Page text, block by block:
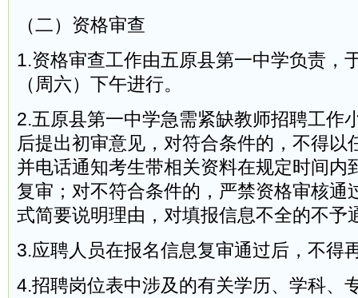
（二）资格审查
1.资格审查工作由五原县第一中学负责，
（周六）下午进行。
2.五原县第一中学急需紧缺教师招聘工作
后提出初审意见，对符合条件的，不得以
并电话通知考生带相关资料在规定时间内
复审；对不符合条件的，严禁资格审核通
式简要说明理由，对填报信息不全的不予
3.应聘人员在报名信息复审通过后，不得
4.招聘岗位表中涉及的有关学历、学科、